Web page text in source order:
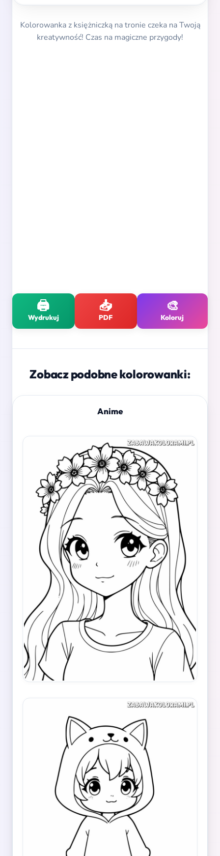
Kolorowanka z księżniczką na tronie czeka na Twoją
kreatywność! Czas na magiczne przygody!
🖨️
Wydrukuj
📥
PDF
🎨
Koloruj
Zobacz podobne kolorowanki:
Anime